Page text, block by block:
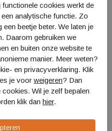
Leki Traveller Alu
LT65326011
€ 119,99
functionele cookies werkt de
analytische functie. Zo
beetje beter. We laten je
Daarom gebruiken we
en buiten onze website te
manier. Meer weten?
en privacyverklaring. Klik
je voor weigeren? Dan
Wil je zelf bepalen
klik dan hier.